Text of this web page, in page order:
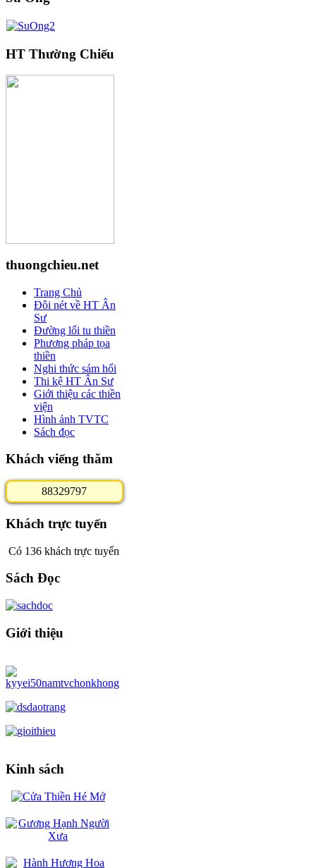
HT Thường Chiếu
thuongchieu.net
Trang Chủ
Đôi nét về HT Ân
Sư
Đường lối tu thiền
Phương pháp tọa
thiền
Nghi thức sám hối
Thi kệ HT Ân Sư
Giới thiệu các thiền
viện
Hình ảnh TVTC
Sách đọc
Khách viếng thăm
88329797
Khách trực tuyến
Có 136 khách trực tuyến
Sách Đọc
Giới thiệu
Kinh sách